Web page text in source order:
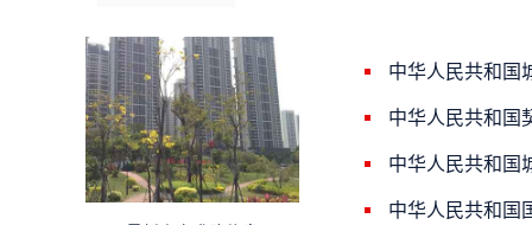
中华人民共和国
中华人民共和国
中华人民共和国
中华人民共和国